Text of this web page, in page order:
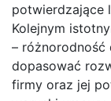
potwierdzające
Kolejnym
– różnorodność
dopasować
firmy oraz jej